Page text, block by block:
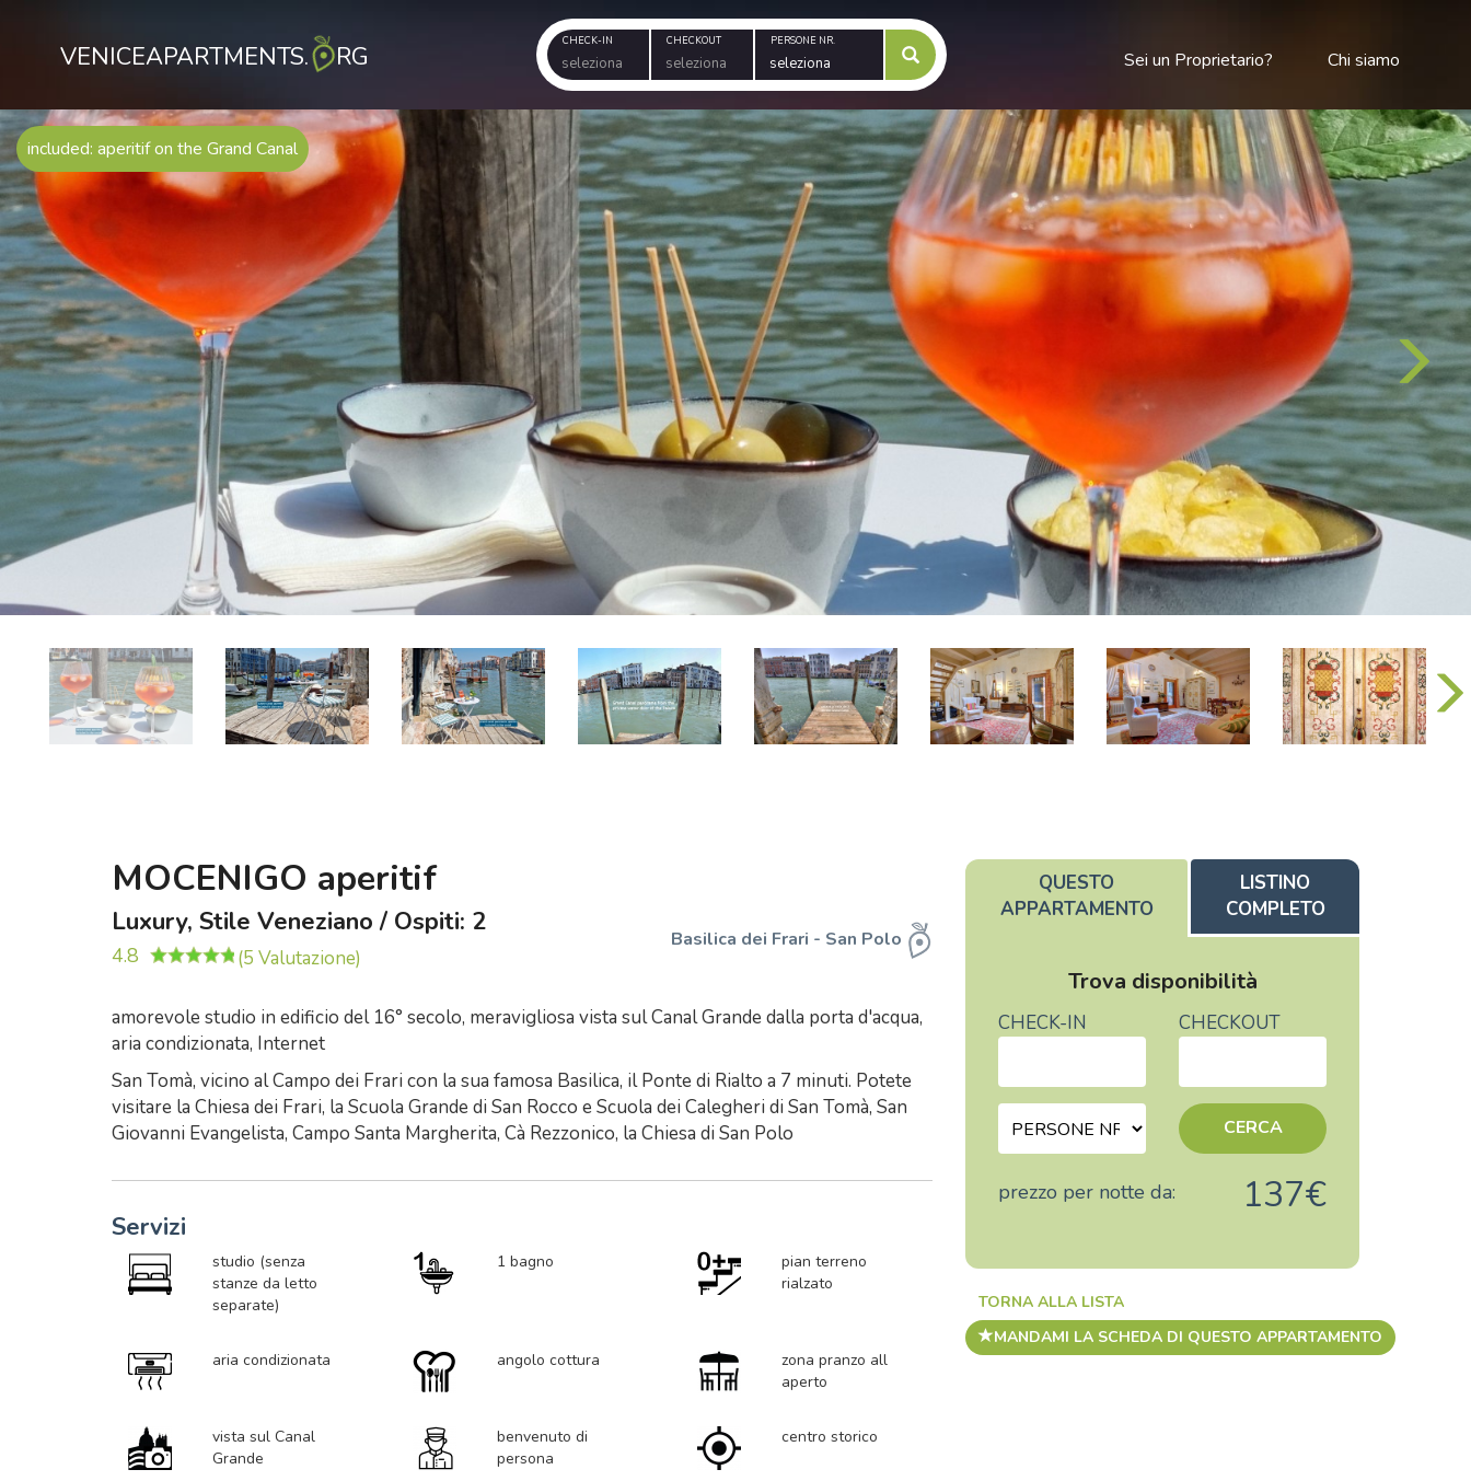
VENICEAPARTMENTS. RG CHECK-IN CHECKOUT PERSONE NR.
Sei un Proprietario? Chi siamo
included: aperitif on the Grand Canal
MOCENIGO aperitif
Luxury, Stile Veneziano / Ospiti: 2
4.8 (5 Valutazione)
Basilica dei Frari - San Polo
amorevole studio in edificio del 16° secolo, meravigliosa vista sul Canal Grande dalla porta d'acqua,
aria condizionata, Internet
San Tomà, vicino al Campo dei Frari con la sua famosa Basilica, il Ponte di Rialto a 7 minuti. Potete
visitare la Chiesa dei Frari, la Scuola Grande di San Rocco e Scuola dei Calegheri di San Tomà, San
Giovanni Evangelista, Campo Santa Margherita, Cà Rezzonico, la Chiesa di San Polo
Servizi
studio (senza
stanze da letto
separate)
1 bagno
pian terreno
rialzato
aria condizionata angolo cottura
zona pranzo all
aperto
vista sul Canal
Grande
benvenuto di
persona
centro storico
QUESTO
APPARTAMENTO
LISTINO
COMPLETO
Trova disponibilità
CHECK-IN CHECKOUT
CERCA
prezzo per notte da: 137€
TORNA ALLA LISTA
MANDAMI LA SCHEDA DI QUESTO APPARTAMENTO